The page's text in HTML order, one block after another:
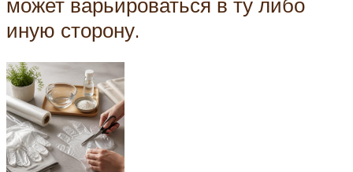
иную сторону.